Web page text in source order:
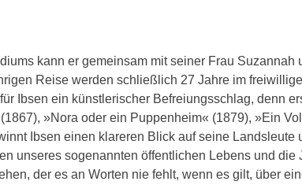
kann er gemeinsam mit seiner Frau
Reise werden schließlich 27 Jahre im
Ibsen ein künstlerischer Befreiungsschlag, denn
»Nora oder ein Puppenheim« (1879), »Ein
Ibsen einen klareren Blick auf seine
unseres sogenannten öffentlichen Lebens und
der es an Worten nie fehlt, wenn es gilt, über